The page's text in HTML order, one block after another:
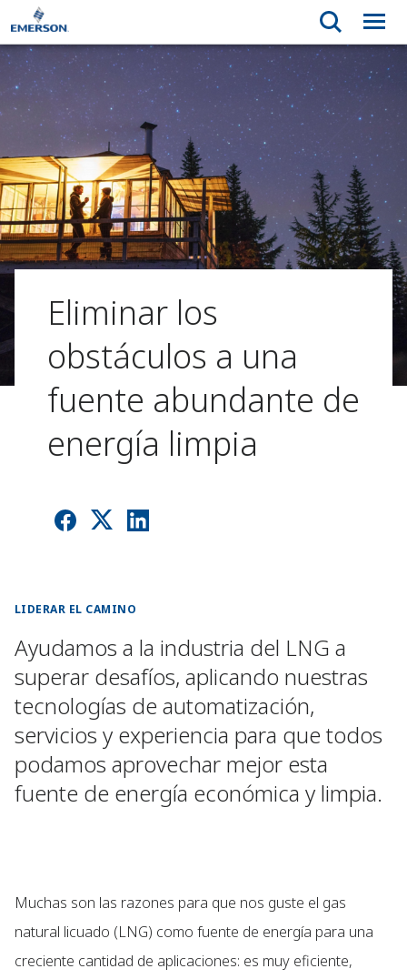
Eliminar los
obstáculos a una
fuente abundante de
energía limpia
LIDERAR EL CAMINO
Ayudamos a la industria del LNG a
superar desafíos, aplicando nuestras
tecnologías de automatización,
servicios y experiencia para que todos
podamos aprovechar mejor esta
fuente de energía económica y limpia.
Muchas son las razones para que nos guste el gas
natural licuado (LNG) como fuente de energía para una
creciente cantidad de aplicaciones: es muy eficiente,